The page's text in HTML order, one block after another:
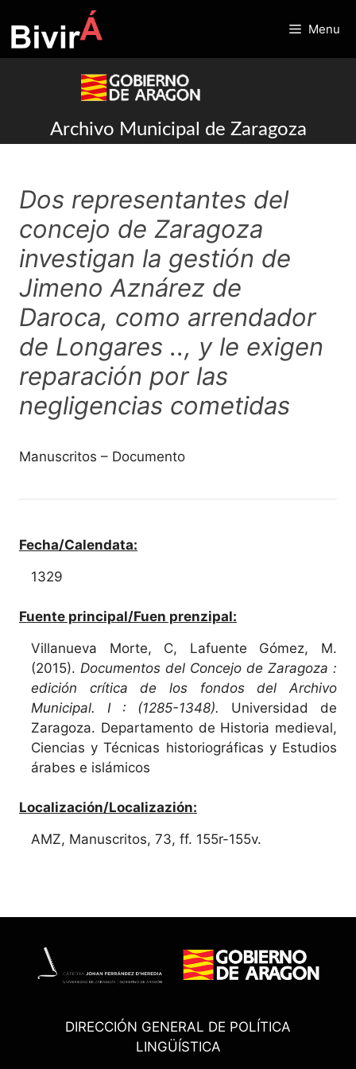
to
content
Menu
Archivo Municipal de Zaragoza
Dos representantes del
concejo de Zaragoza
investigan la gestión de
Jimeno Aznárez de
Daroca, como arrendador
de Longares .., y le exigen
reparación por las
negligencias cometidas
Manuscritos – Documento
Fecha/Calendata:
1329
Fuente principal/Fuen prenzipal:
Villanueva Morte, C, Lafuente Gómez, M.
(2015). Documentos del Concejo de Zaragoza :
edición crítica de los fondos del Archivo
Municipal. I : (1285-1348).
Universidad de
Zaragoza. Departamento de Historia medieval,
Ciencias y Técnicas historiográficas y Estudios
árabes e islámicos
Localización/Localizazión:
AMZ, Manuscritos, 73, ff. 155r-155v.
DIRECCIÓN GENERAL DE POLÍTICA
LINGÜÍSTICA